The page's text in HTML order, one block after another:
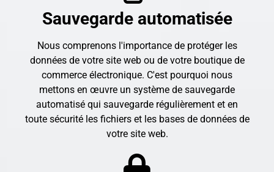
Sauvegarde automatisée
Nous comprenons l'importance de protéger les
données de votre site web ou de votre boutique de
commerce électronique. C'est pourquoi nous
mettons en œuvre un système de sauvegarde
automatisé qui sauvegarde régulièrement et en
toute sécurité les fichiers et les bases de données de
votre site web.